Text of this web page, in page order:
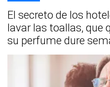
El secreto de los
lavar las toallas, que
su perfume dure